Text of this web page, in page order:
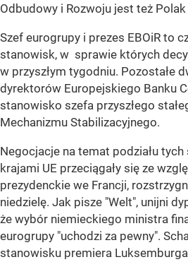
Odbudowy i Rozwoju jest też
Szef eurogrupy i prezes EBOiR to
stanowisk, w sprawie których
w przyszłym tygodniu. Pozostałe
dyrektorów Europejskiego Banku
stanowisko szefa przyszłego
Mechanizmu Stabilizacyjnego.
Negocjacje na temat podziału
krajami UE przeciągały się ze
prezydenckie we Francji,
niedzielę. Jak pisze "Welt", unijni
że wybór niemieckiego ministra
eurogrupy "uchodzi za pewny".
stanowisku premiera